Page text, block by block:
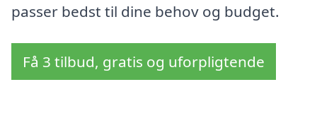
passer bedst til dine behov og budget.
Få 3 tilbud, gratis og uforpligtende